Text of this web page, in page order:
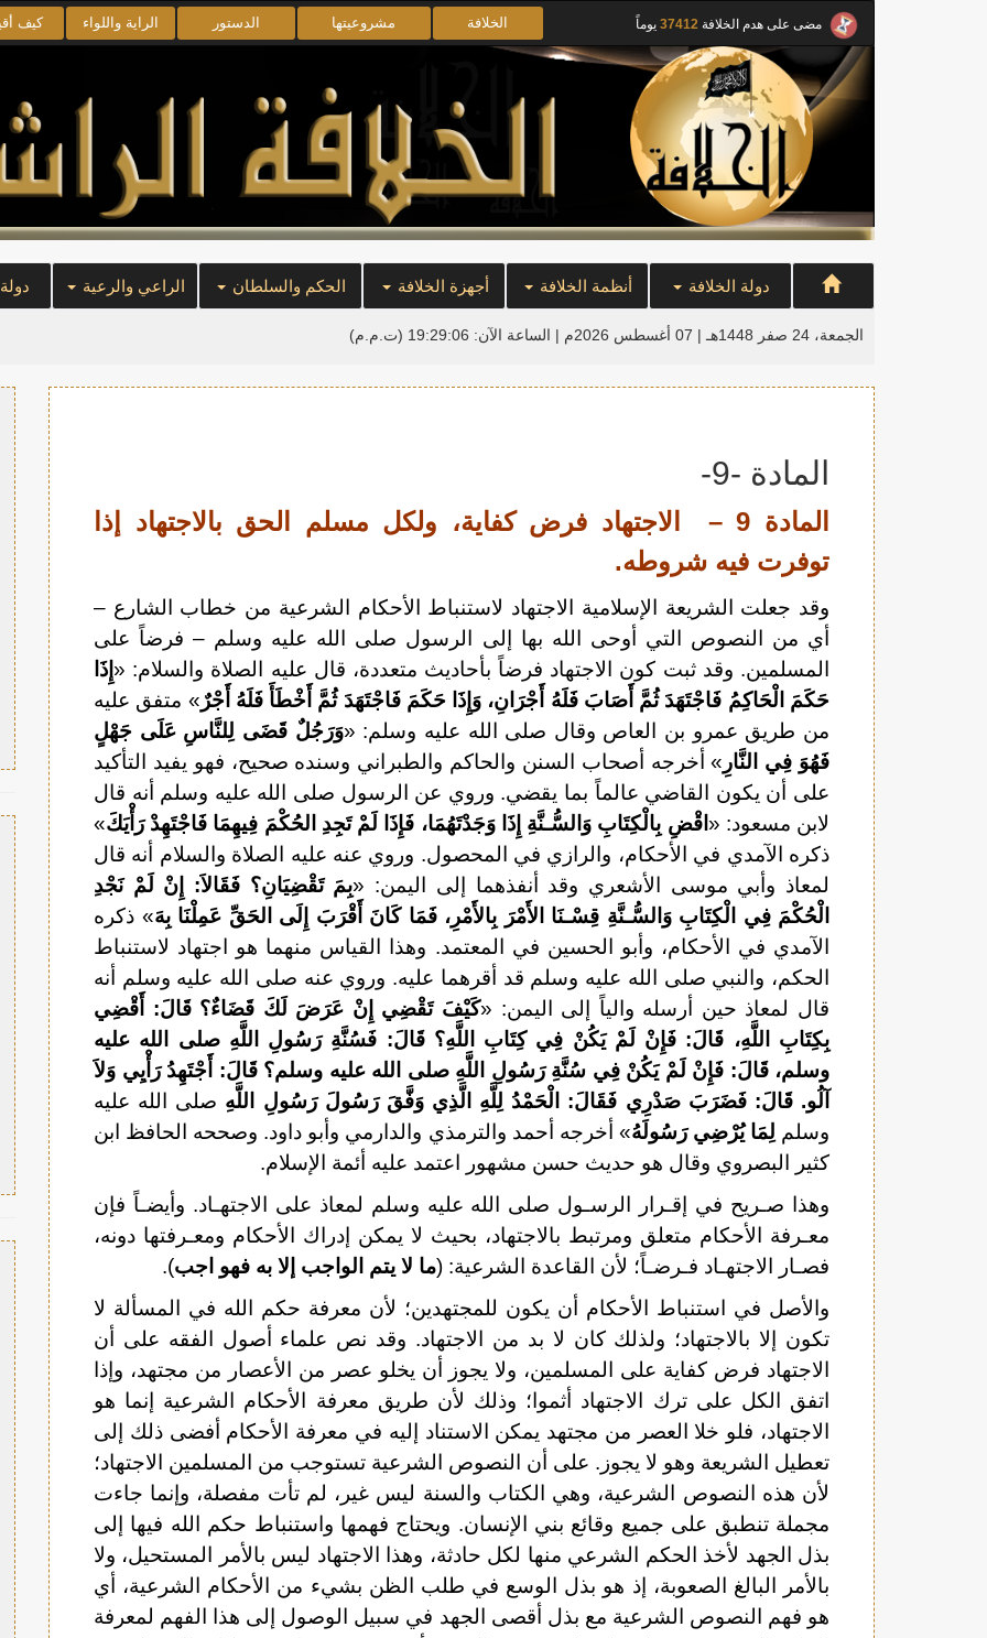
مضى على هدم الخلافة 37412 يوماً الخلافة مشروعيتها الدستور الراية واللواء كيف
دولة الخلافة أنظمة الخلافة أجهزة الخلافة الحكم والسلطان الراعي والرعية
الجمعة، 24 صفر 1448هـ | 07 أغسطس 2026م | الساعة الآن: 19:29:06 (ت.م.م)
المادة -9-
المادة 9 – الاجتهاد فرض كفاية، ولكل مسلم الحق بالاجتهاد إذا
توفرت فيه شروطه.
وقد جعلت الشريعة الإسلامية الاجتهاد لاستنباط الأحكام الشرعية من خطاب الشارع –
أي من النصوص التي أوحى الله بها إلى الرسول صلى الله عليه وسلم – فرضاً على
المسلمين. وقد ثبت كون الاجتهاد فرضاً بأحاديث متعددة، قال عليه الصلاة والسلام: « إِذَا
حَكَمَ الْحَاكِمُ فَاجْتَهَدَ ثُمَّ أَصَابَ فَلَهُ أَجْرَانِ، وَإِذَا حَكَمَ فَاجْتَهَدَ ثُمَّ أَخْطَأَ فَلَهُ أَجْرٌ » متفق عليه
من طريق عمرو بن العاص وقال صلى الله عليه وسلم: «وَرَجُلٌ قَضَى لِلنَّاسِ عَلَى جَهْلٍ
فَهُوَ فِي النَّارِ » أخرجه أصحاب السنن والحاكم والطبراني وسنده صحيح، فهو يفيد التأكيد
على أن يكون القاضي عالماً بما يقضي. وروي عن الرسول صلى الله عليه وسلم أنه قال
لابن مسعود: « اقْضِ بِالْكِتَابِ وَالسُّـنَّةِ إِذَا وَجَدْتَهُمَا، فَإِذَا لَمْ تَجِدِ الحُكْمَ فِيهِمَا فَاجْتَهِدْ رَأْيَكَ»
ذكره الآمدي في الأحكام، والرازي في المحصول. وروي عنه عليه الصلاة والسلام أنه قال
لمعاذ وأبي موسى الأشعري وقد أنفذهما إلى اليمن: «بِمَ تَقْضِيَانِ؟ فَقَالاَ: إِنْ لَمْ نَجْدِ
الْحُكْمَ فِي الْكِتَابِ وَالسُّـنَّةِ قِسْـنَا الأَمْرَ بِالأَمْرِ، فَمَا كَانَ أَقْرَبَ إِلَى الحَقِّ عَمِلْنَا بِهَ» ذكره
الآمدي في الأحكام، وأبو الحسين في المعتمد. وهذا القياس منهما هو اجتهاد لاستنباط
الحكم، والنبي صلى الله عليه وسلم قد أقرهما عليه. وروي عنه صلى الله عليه وسلم أنه
قال لمعاذ حين أرسله والياً إلى اليمن: «كَيْفَ تَقْضِي إِنْ عَرَضَ لَكَ قَضَاءٌ؟ قَالَ: أَقْضِي
بِكِتَابِ اللَّهِ، قَالَ: فَإِنْ لَمْ يَكُنْ فِي كِتَابِ اللَّهِ؟ قَالَ: فَسُنَّةِ رَسُولِ اللَّهِ صلى الله عليه
وسلم، قَالَ: فَإِنْ لَمْ يَكُنْ فِي سُنَّةِ رَسُولِ اللَّهِ صلى الله عليه وسلم؟ قَالَ: أَجْتَهِدُ رَأْيِي وَلاَ
آلُو. قَالَ: فَضَرَبَ صَدْرِي فَقَالَ: الْحَمْدُ لِلَّهِ الَّذِي وَفَّقَ رَسُولَ رَسُولِ اللَّهِ صلى الله عليه
وسلم لِمَا يُرْضِي رَسُولَهُ» أخرجه أحمد والترمذي والدارمي وأبو داود. وصححه الحافظ ابن
كثير البصروي وقال هو حديث حسن مشهور اعتمد عليه أئمة الإسلام.
وهذا صـريح في إقـرار الرسـول صلى الله عليه وسلم لمعاذ على الاجتهـاد. وأيضـاً فإن
معـرفة الأحكام متعلق ومرتبط بالاجتهاد، بحيث لا يمكن إدراك الأحكام ومعـرفتها دونه،
فصـار الاجتهـاد فـرضـاً؛ لأن القاعدة الشرعية: (ما لا يتم الواجب إلا به فهو اجب).
والأصل في استنباط الأحكام أن يكون للمجتهدين؛ لأن معرفة حكم الله في المسألة لا
تكون إلا بالاجتهاد؛ ولذلك كان لا بد من الاجتهاد. وقد نص علماء أصول الفقه على أن
الاجتهاد فرض كفاية على المسلمين، ولا يجوز أن يخلو عصر من الأعصار من مجتهد، وإذا
اتفق الكل على ترك الاجتهاد أثموا؛ وذلك لأن طريق معرفة الأحكام الشرعية إنما هو
الاجتهاد، فلو خلا العصر من مجتهد يمكن الاستناد إليه في معرفة الأحكام أفضى ذلك إلى
تعطيل الشريعة وهو لا يجوز. على أن النصوص الشرعية تستوجب من المسلمين الاجتهاد؛
لأن هذه النصوص الشرعية، وهي الكتاب والسنة ليس غير، لم تأت مفصلة، وإنما جاءت
مجملة تنطبق على جميع وقائع بني الإنسان. ويحتاج فهمها واستنباط حكم الله فيها إلى
بذل الجهد لأخذ الحكم الشرعي منها لكل حادثة، وهذا الاجتهاد ليس بالأمر المستحيل، ولا
بالأمر البالغ الصعوبة، إذ هو بذل الوسع في طلب الظن بشيء من الأحكام الشرعية، أي
هو فهم النصوص الشرعية مع بذل أقصى الجهد في سبيل الوصول إلى هذا الفهم لمعرفة